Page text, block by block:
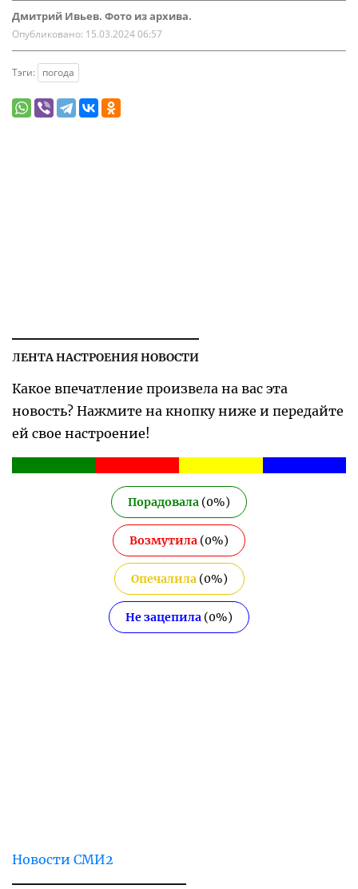
Дмитрий Ивьев. Фото из архива.
Опубликовано: 15.03.2024 06:57
Тэги: погода
ЛЕНТА НАСТРОЕНИЯ НОВОСТИ
Какое впечатление произвела на вас эта
новость? Нажмите на кнопку ниже и передайте
ей свое настроение!
Порадовала (0%)
Возмутила (0%)
Опечалила(0%)
Не зацепила (0%)
Новости СМИ2